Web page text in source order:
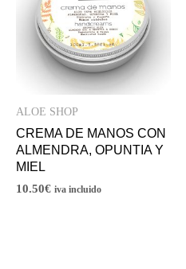
ALOE SHOP
CREMA DE MANOS CON
ALMENDRA, OPUNTIA Y
MIEL
10.50€ iva incluido